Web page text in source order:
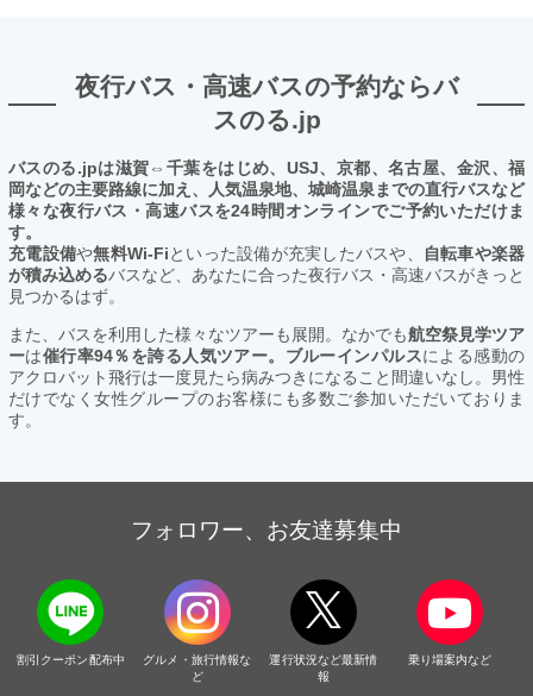
夜行バス・高速バスの予約ならバ
スのる.jp
バスのる.jpは滋賀⇔千葉をはじめ、USJ、京都、名古屋、金沢、福
岡などの主要路線に加え、人気温泉地、城崎温泉までの直行バスなど
様々な夜行バス・高速バスを24時間オンラインでご予約いただけま
す。
充電設備や無料Wi-Fiといった設備が充実したバスや、
自転車や楽器
が積み込めるバスなど、あなたに合った夜行バス・高速バスがきっと
見つかるはず。
また、バスを利用した様々なツアーも展開。なかでも航空祭見学ツア
ーは催行率94％を誇る人気ツアー。ブルーインパルスによる感動の
アクロバット飛行は一度見たら病みつきになること間違いなし。男性
だけでなく女性グループのお客様にも多数ご参加いただいておりま
す。
フォロワー、お友達募集中
割引クーポン配布中
グルメ・旅行情報な
ど
運行状況など最新情
報
乗り場案内など